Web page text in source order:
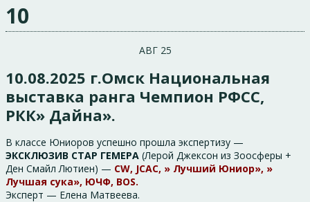
10
АВГ 25
10.08.2025 г.Омск Национальная
выставка ранга Чемпион РФСС,
РКК» Дайна».
В классе Юниоров успешно прошла экспертизу —
ЭКСКЛЮЗИВ СТАР ГЕМЕРА (Лерой Джексон из Зоосферы +
Ден Смайл Лютиен) — CW, JCAC, » Лучший Юниор», »
Лучшая сука», ЮЧФ, BOS.
Эксперт — Елена Матвеева.